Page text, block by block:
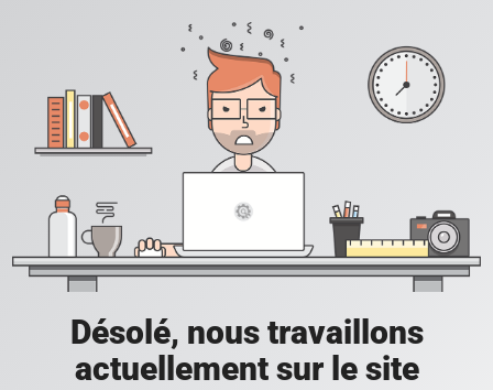
Désolé, nous travaillons
actuellement sur le site